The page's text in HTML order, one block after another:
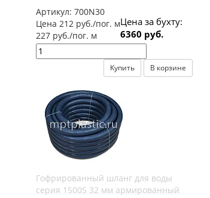
Артикул: 700N30
Цена 212 руб./пог. м
227 руб./пог. м
Цена за бухту:
6360 руб.
Купить В корзине
Гофрированный шланг для воды
серия 1500S 32 мм армированный